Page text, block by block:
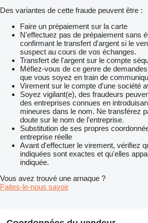
Des variantes de cette fraude peuvent être :
Faire un prépaiement sur la carte
N'effectuez pas de prépaiement sans
confirmant le transfert d'argent si le
suspect au cours de vos échanges.
Transfert de l'argent sur le compte
Méfiez-vous de ce genre de
que vous soyez en train de
Virement sur le compte d'une société
Soyez vigilant(e), des fraudeurs
des entreprises connues en
mineures dans le nom. Ne transférez
doute sur le nom de l'entreprise.
Substitution de ses propres
entreprise réelle
Avant d'effectuer le virement, vérifiez
indiquées sont exactes et qu'elles
indiquée.
Vous avez trouvé une arnaque ?
Faites-le-nous savoir